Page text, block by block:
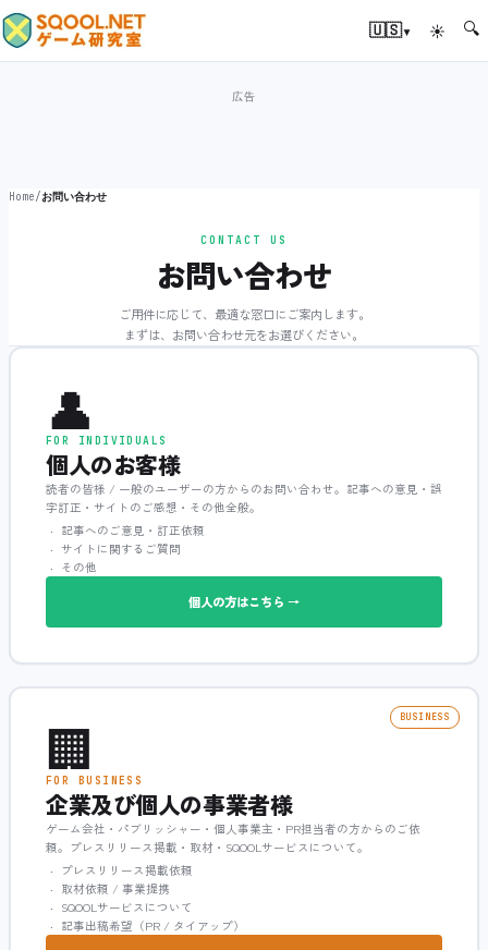
🇺🇸▾ ☀ 🔍
Home/お問い合わせ
CONTACT US
お問い合わせ
ご用件に応じて、最適な窓口にご案内します。
まずは、お問い合わせ元をお選びください。
👤
FOR INDIVIDUALS
個人のお客様
読者の皆様 / 一般のユーザーの方からのお問い合わせ。記事への意見・誤
字訂正・サイトのご感想・その他全般。
記事へのご意見・訂正依頼
サイトに関するご質問
その他
個人の方はこちら →
BUSINESS
🏢
FOR BUSINESS
企業及び個人の事業者様
ゲーム会社・パブリッシャー・個人事業主・PR担当者の方からのご依
頼。プレスリリース掲載・取材・SQOOLサービスについて。
プレスリリース掲載依頼
取材依頼 / 事業提携
SQOOLサービスについて
記事出稿希望（PR / タイアップ）